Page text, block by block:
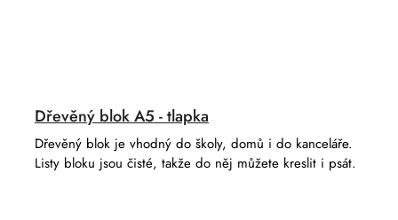
Dřevěný blok A5 - tlapka
Dřevěný blok je vhodný do školy, domů i do kanceláře.
Listy bloku jsou čisté, takže do něj můžete kreslit i psát.